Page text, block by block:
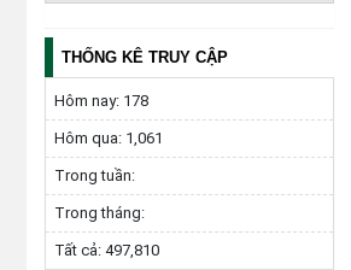
THỐNG KÊ TRUY CẬP
Hôm nay: 178
Hôm qua: 1,061
Trong tuần:
Trong tháng:
Tất cả: 497,810